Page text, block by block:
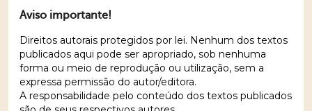
Aviso importante!
Direitos autorais protegidos por lei. Nenhum dos textos
publicados aqui pode ser apropriado, sob nenhuma
forma ou meio de reprodução ou utilização, sem a
expressa permissão do autor/editora.
A responsabilidade pelo conteúdo dos textos publicados